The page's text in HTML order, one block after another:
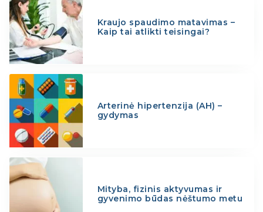
Kraujo spaudimo matavimas –
Kaip tai atlikti teisingai?
Arterinė hipertenzija (AH) –
gydymas
Mityba, fizinis aktyvumas ir
gyvenimo būdas nėštumo metu